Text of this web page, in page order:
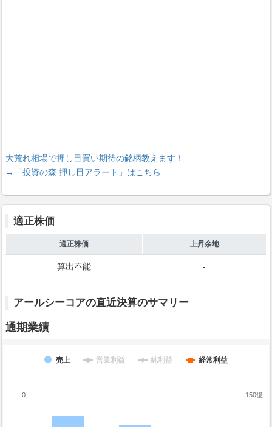
大荒れ相場で押し目買い期待の銘柄教えます！
→「投資の森 押し目アラート」はこちら
適正株価
適正株価 上昇余地
算出不能 -
アールシーコアの直近決算のサマリー
通期業績
売上 営業利益 純利益 経常利益
150億
0